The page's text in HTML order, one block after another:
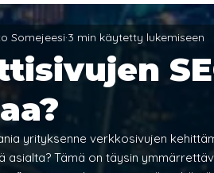
Somejeesi 3 min käytetty lukemiseen
yrityksenne verkkosivujen
asialta? Tämä on täysin